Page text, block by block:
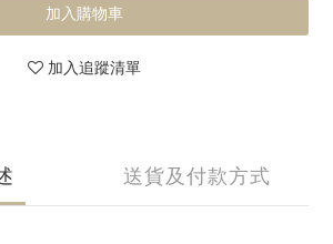
加入購物車
加入追蹤清單
送貨及付款方式